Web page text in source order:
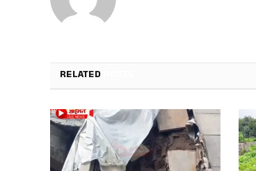
RELATED